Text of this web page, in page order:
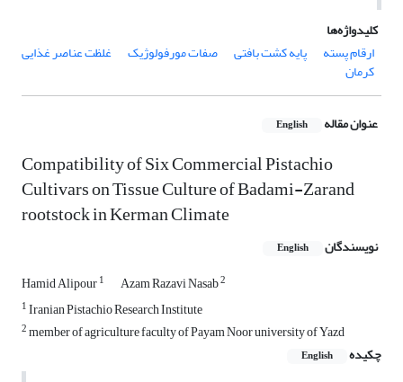
کلیدواژه‌ها
ارقام پسته
پایه کشت بافتی صفات مورفولوژیک غلظت عناصر غذایی
کرمان
عنوان مقاله English
Compatibility of Six Commercial Pistachio
Cultivars on Tissue Culture of Badami-Zarand
rootstock in Kerman Climate
نویسندگان English
Hamid Alipour1 Azam Razavi Nasab2
1Iranian Pistachio Research Institute
2member of agriculture faculty of Payam Noor university of Yazd
چکیده
English